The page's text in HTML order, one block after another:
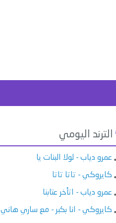
الترند اليومي
عمرو دياب - لولا البنات يا
كايروكي - تاتا تاتا
عمرو دياب - اتأخر عتابنا
كايروكي - انا بكبر - مع ساري هاني